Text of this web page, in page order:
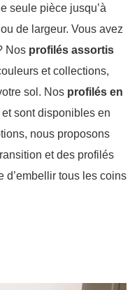
seule pièce jusqu’à
de largeur. Vous avez
Nos profilés assortis
et collections,
sol. Nos profilés en
sont disponibles en
nous proposons
et des profilés
d’embellir tous les coins